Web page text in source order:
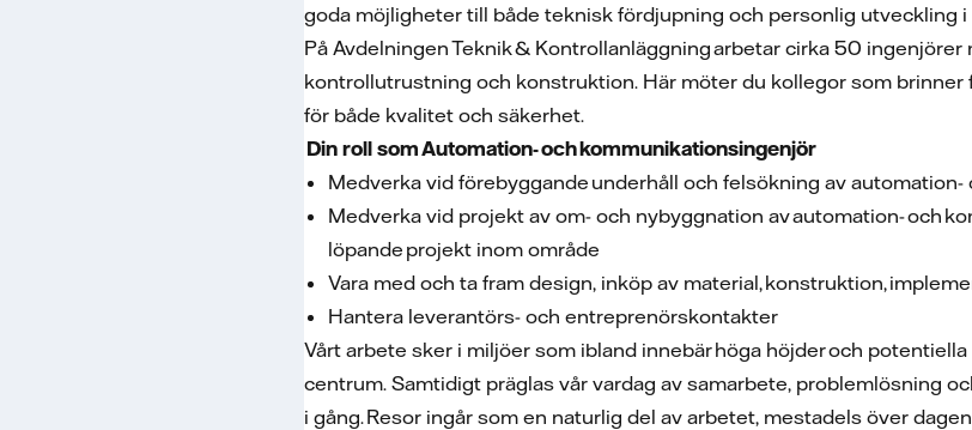
goda möjligheter till både teknisk fördjupning och personlig utveckling i
På Avdelningen Teknik & Kontrollanläggning arbetar cirka 50
kontrollutrustning och konstruktion. Här möter du kollegor som
för både kvalitet och säkerhet.
Din roll som Automation- och kommunikationsingenjör
Medverka vid förebyggande underhåll och felsökning av
Medverka vid projekt av om- och nybyggnation av automation- och
löpande projekt inom område
Vara med och ta fram design, inköp av material, konstruktion,
Hantera leverantörs- och entreprenörskontakter
Vårt arbete sker i miljöer som ibland innebär höga höjder och
centrum. Samtidigt präglas vår vardag av samarbete, problemlösning
i gång. Resor ingår som en naturlig del av arbetet, mestadels över